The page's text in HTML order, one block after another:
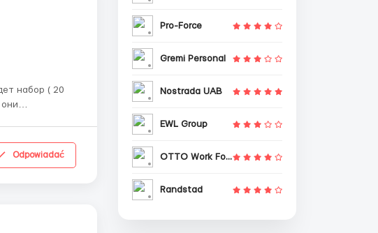
Odpowiadać
Pro-Force
Gremi Personal
Nostrada UAB
EWL Group
OTTO Work Force
Randstad